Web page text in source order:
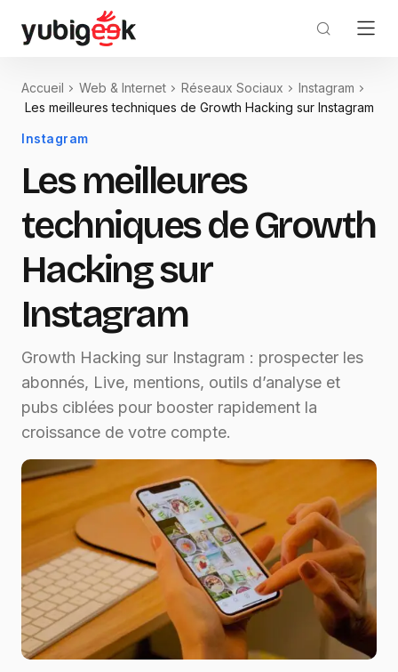
Accueil Web & Internet Réseaux Sociaux
Instagram
Les meilleures techniques de Growth Hacking sur Instagram
Instagram
Les meilleures
techniques de Growth
Hacking sur
Instagram
Growth Hacking sur Instagram : prospecter les
abonnés, Live, mentions, outils d’analyse et
pubs ciblées pour booster rapidement la
croissance de votre compte.